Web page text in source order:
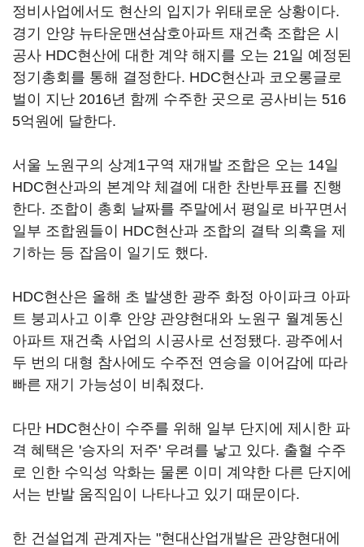
정비사업에서도 현산의 입지가 위태로운 상황이다.
경기 안양 뉴타운맨션삼호아파트 재건축 조합은 시
공사 HDC현산에 대한 계약 해지를 오는 21일 예정된
정기총회를 통해 결정한다. HDC현산과 코오롱글로
벌이 지난 2016년 함께 수주한 곳으로 공사비는 516
5억원에 달한다.
서울 노원구의 상계1구역 재개발 조합은 오는 14일
HDC현산과의 본계약 체결에 대한 찬반투표를 진행
한다. 조합이 총회 날짜를 주말에서 평일로 바꾸면서
일부 조합원들이 HDC현산과 조합의 결탁 의혹을 제
기하는 등 잡음이 일기도 했다.
HDC현산은 올해 초 발생한 광주 화정 아이파크 아파
트 붕괴사고 이후 안양 관양현대와 노원구 월계동신
아파트 재건축 사업의 시공사로 선정됐다. 광주에서
두 번의 대형 참사에도 수주전 연승을 이어감에 따라
빠른 재기 가능성이 비춰졌다.
다만 HDC현산이 수주를 위해 일부 단지에 제시한 파
격 혜택은 '승자의 저주' 우려를 낳고 있다. 출혈 수주
로 인한 수익성 악화는 물론 이미 계약한 다른 단지에
서는 반발 움직임이 나타나고 있기 때문이다.
한 건설업계 관계자는 "현대산업개발은 관양현대에